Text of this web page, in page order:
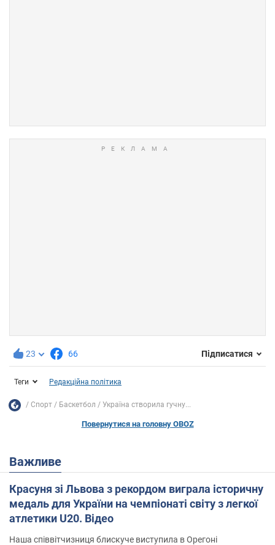
23 66 Підписатися
Теги Редакційна політика
Спорт Баскетбол Україна створила гучну...
Повернутися на головну OBOZ
Важливе
Красуня зі Львова з рекордом виграла історичну
медаль для України на чемпіонаті світу з легкої
атлетики U20. Відео
Наша співвітчизниця блискуче виступила в Орегоні